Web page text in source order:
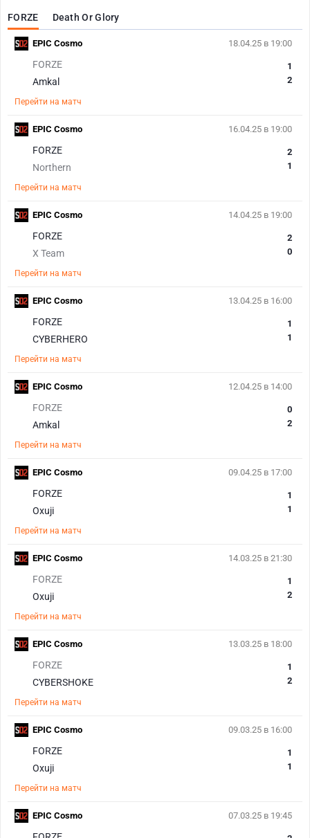
FORZE Death Or Glory
18.04.25 в 19:00
FORZE
Amkal
1
2
Перейти на матч
EPIC Cosmo
16.04.25 в 19:00
FORZE
Northern
2
1
Перейти на матч
EPIC Cosmo
14.04.25 в 19:00
FORZE
X Team
2
0
Перейти на матч
EPIC Cosmo
13.04.25 в 16:00
FORZE
CYBERHERO
1
1
Перейти на матч
EPIC Cosmo
12.04.25 в 14:00
FORZE
Amkal
0
2
Перейти на матч
EPIC Cosmo
09.04.25 в 17:00
FORZE
Oxuji
1
1
Перейти на матч
EPIC Cosmo
14.03.25 в 21:30
FORZE
Oxuji
1
2
Перейти на матч
EPIC Cosmo
13.03.25 в 18:00
FORZE
CYBERSHOKE
1
2
Перейти на матч
EPIC Cosmo
09.03.25 в 16:00
FORZE
Oxuji
1
1
Перейти на матч
EPIC Cosmo
07.03.25 в 19:45
EPIC Cosmo